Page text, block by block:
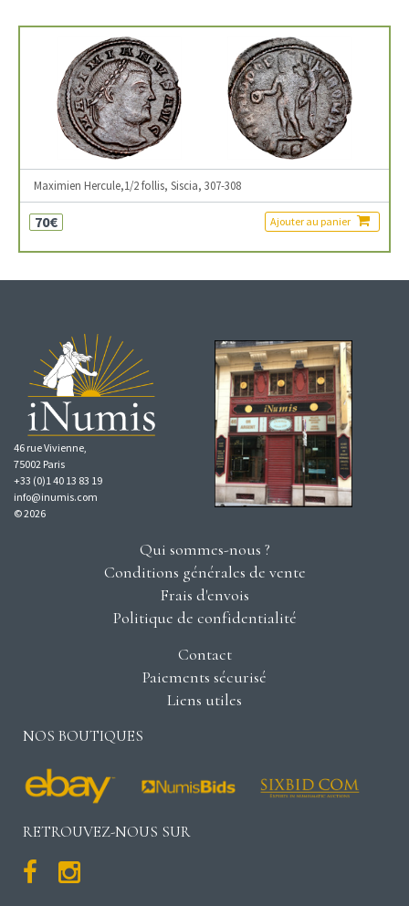
Maximien Hercule,1/2 follis, Siscia, 307-308
70€ Ajouter au panier
46 rue Vivienne,
75002 Paris
+33 (0)1 40 13 83 19
info@inumis.com
© 2026
Qui sommes-nous ?
Conditions générales de vente
Frais d'envois
Politique de confidentialité
Contact
Paiements sécurisé
Liens utiles
NOS BOUTIQUES
RETROUVEZ-NOUS SUR